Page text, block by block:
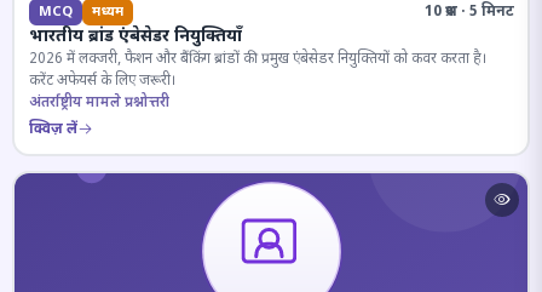
MCQ मध्यम 10 प्रश्न · 5 मिनट
भारतीय ब्रांड एंबेसेडर नियुक्तियाँ
2026 में लक्जरी, फैशन और बैंकिंग ब्रांडों की प्रमुख एंबेसेडर नियुक्तियों को कवर करता है।
करेंट अफेयर्स के लिए जरूरी।
अंतर्राष्ट्रीय मामले प्रश्नोत्तरी
क्विज़ लें